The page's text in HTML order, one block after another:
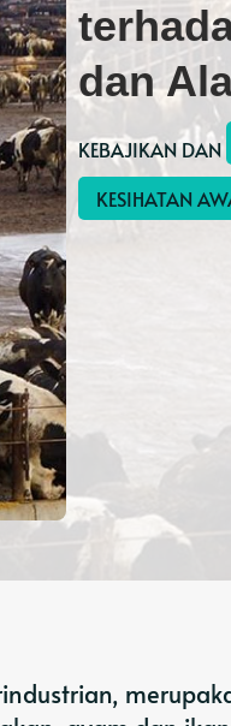
dan
KEBAJIKAN DAN
KESIHATAN